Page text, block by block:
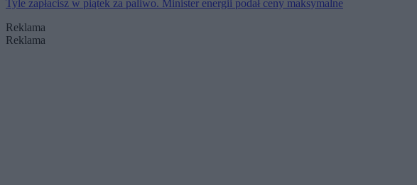
Tyle zapłacisz w piątek za paliwo. Minister energii podał ceny maksymalne
Reklama
Reklama